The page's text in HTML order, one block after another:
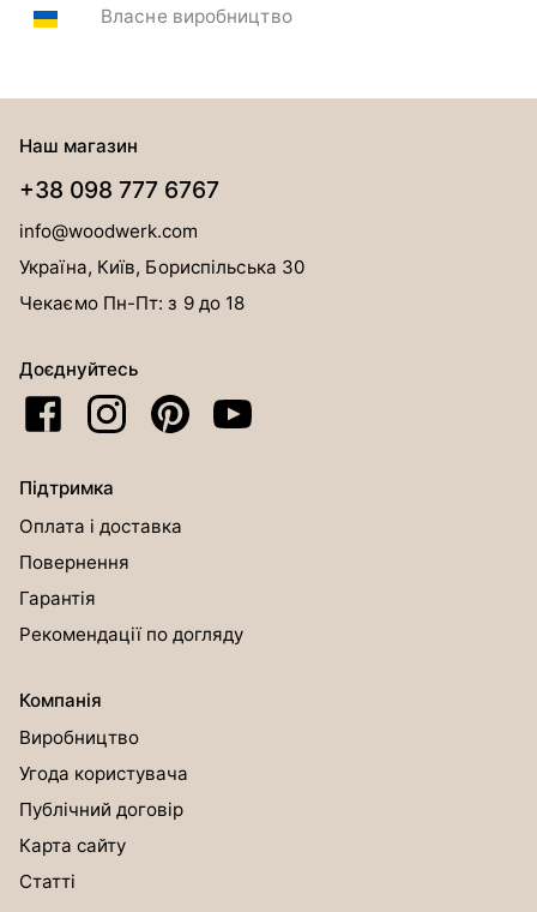
Власне виробництво
Наш магазин
+38 098 777 6767
info@woodwerk.com
Україна, Київ, Бориспільська 30
Чекаємо Пн-Пт: з 9 до 18
Доєднуйтесь
Підтримка
Оплата і доставка
Повернення
Гарантія
Рекомендації по догляду
Компанія
Виробництво
Угода користувача
Публічний договір
Карта сайту
Статті